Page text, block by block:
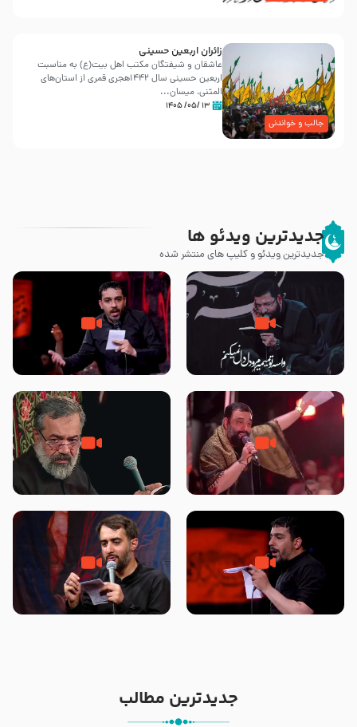
جالب و خواندنی
زائران اربعین حسینی
عاشقان و شیفتگان مکتب اهل بیت(ع) به مناسبت
اربعین حسینی سال ۱۴۴۲هجری قمری از استان‌های
المثنی، میسان...
۱۳ /۰۵/ ۱۴۰۵
جدیدترین ویدئو ها
جدیدترین ویدئو و کلیپ های منتشر شده
مصداق کربلا – حاج حسین سیب
سرخی
شور ، حسینا! به‌ حق زهرا «أُنْظُرْ
إِلَینا» – عزاداری شب هفتم ماه
جانا جانا ابی عبدالله – کربلایی جواد
مقدم – شب هشتم محرم 1448 –
مادر منم مثل تو خمیدم – حاج
محمود کریمی – شهادت حضرت
هیئت رایة العباس علیه السلام
تک ، عبّاس، صاحب دل‌هاست –
حاج حنیف طاهری – عزاداری شب
من غلام نوکراتم من عاشق کربلاتم
– شور زمینه – شب هفتم – محرم
جدیدترین مطالب